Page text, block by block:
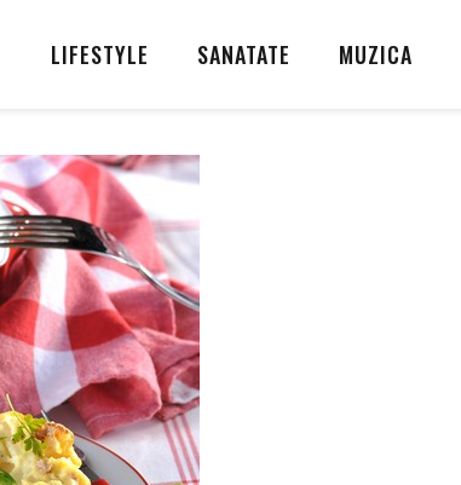
LIFESTYLE SANATATE MUZICA